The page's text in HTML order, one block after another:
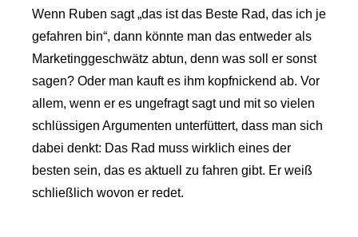
Wenn Ruben sagt „das ist das Beste Rad, das ich je
gefahren bin“, dann könnte man das entweder als
Marketinggeschwätz abtun, denn was soll er sonst
sagen? Oder man kauft es ihm kopfnickend ab. Vor
allem, wenn er es ungefragt sagt und mit so vielen
schlüssigen Argumenten unterfüttert, dass man sich
dabei denkt: Das Rad muss wirklich eines der
besten sein, das es aktuell zu fahren gibt. Er weiß
schließlich wovon er redet.